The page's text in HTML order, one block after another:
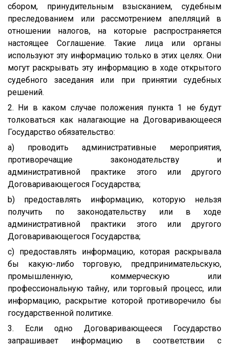
сбором, принудительным взысканием, судебным
преследованием или рассмотрением апелляций в
отношении налогов, на которые распространяется
настоящее Соглашение. Такие лица или органы
используют эту информацию только в этих целях. Они
могут раскрывать эту информацию в ходе открытого
судебного заседания или при принятии судебных
решений.
2. Ни в каком случае положения пункта 1 не будут
толковаться как налагающие на Договаривающееся
Государство обязательство:
a) проводить административные мероприятия,
противоречащие законодательству и
административной практике этого или другого
Договаривающегося Государства;
b) предоставлять информацию, которую нельзя
получить по законодательству или в ходе
административной практики этого или другого
Договаривающегося Государства;
c) предоставлять информацию, которая раскрывала
бы какую-либо торговую, предпринимательскую,
промышленную, коммерческую или
профессиональную тайну, или торговый процесс, или
информацию, раскрытие которой противоречило бы
государственной политике.
3. Если одно Договаривающееся Государство
запрашивает информацию в соответствии с